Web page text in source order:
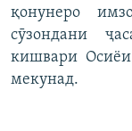
қонунеро
сӯзондани
кишвари
мекунад.